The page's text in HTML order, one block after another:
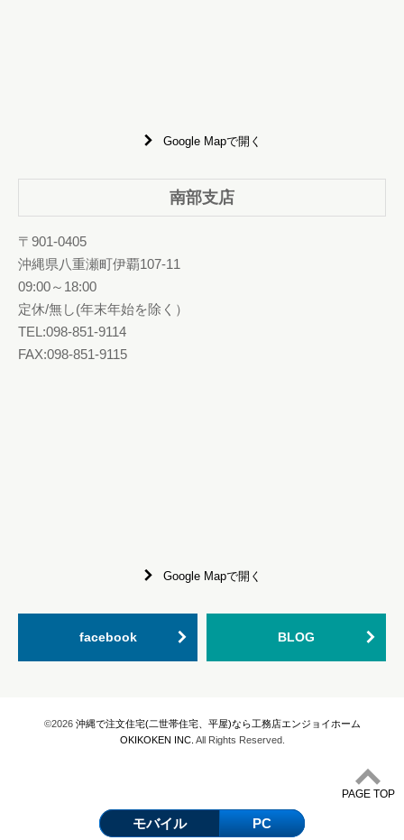
Google Mapで開く
南部支店
〒901-0405
沖縄県八重瀬町伊覇107-11
09:00～18:00
定休/無し(年末年始を除く）
TEL:098-851-9114
FAX:098-851-9115
Google Mapで開く
facebook BLOG
©2026 沖縄で注文住宅(二世帯住宅、平屋)なら工務店エンジョイホーム
OKIKOKEN INC. All Rights Reserved.
PAGE TOP
モバイル PC